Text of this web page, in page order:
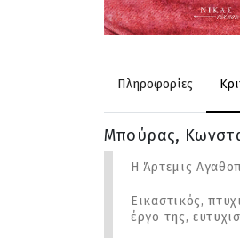
Πληροφορίες
Μπούρας,
Η Άρτεμις
Εικαστικός,
έργο της,